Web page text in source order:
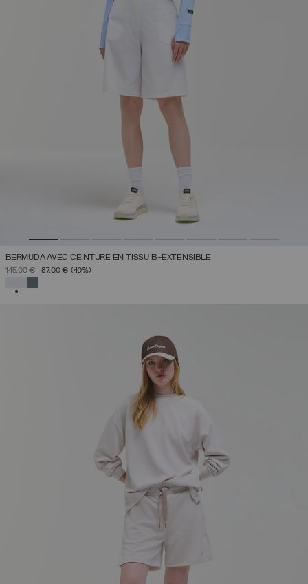
BERMUDA AVEC CEINTURE EN TISSU BI-EXTENSIBLE
PRIX RÉDUIT DE
145,00 €À87,00 € (40%)